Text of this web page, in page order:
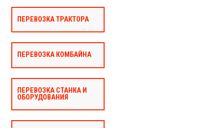
ПЕРЕВОЗКА ТРАКТОРА
ПЕРЕВОЗКА КОМБАЙНА
ПЕРЕВОЗКА СТАНКА И
ОБОРУДОВАНИЯ